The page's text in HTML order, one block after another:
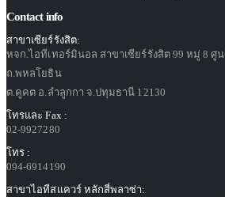
Contact info
สาขาเซียร์รังสิต:
หจก.ไอทีเทอร์มินอล สาขาเซียร์รังสิต 99 หมู่ 8 ศู
ถ.พหลโยธิน
ต.คูคต อ.ลำลูกกา จ.ปทุมธานี 12130
โทรและ Fax :
02-9927280
โทร :
094-6914190
สาขาไอทีสแควร์ หลักสี่พลาซ่า: